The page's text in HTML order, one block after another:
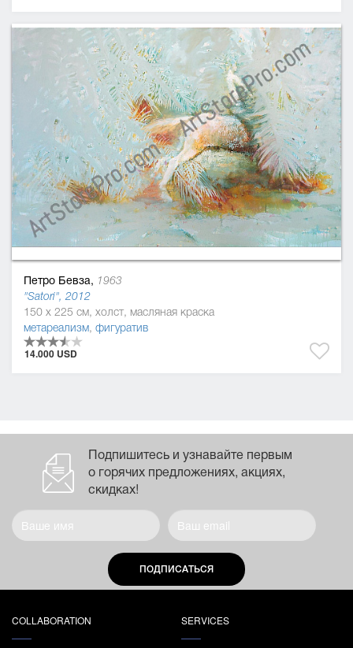
Петро Бевза, 1963
"Satori", 2012
150 x 225 см, холст, масляная краска
метареализм, фигуратив
14.000 USD
Подпишитесь и узнавайте первым
о горячих предложениях, акциях,
скидках!
ПОДПИСАТЬСЯ
COLLABORATION SERVICES